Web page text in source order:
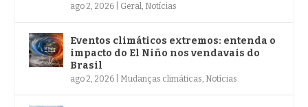
ago 2, 2026 Geral, Notícias
Eventos climáticos extremos: entenda o
impacto do El Niño nos vendavais do
Brasil
ago 2, 2026 Mudanças climáticas, Notícias